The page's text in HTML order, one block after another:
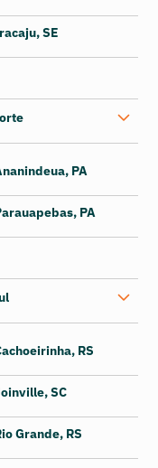
SE
PA
PA
RS
SC
Grande, RS